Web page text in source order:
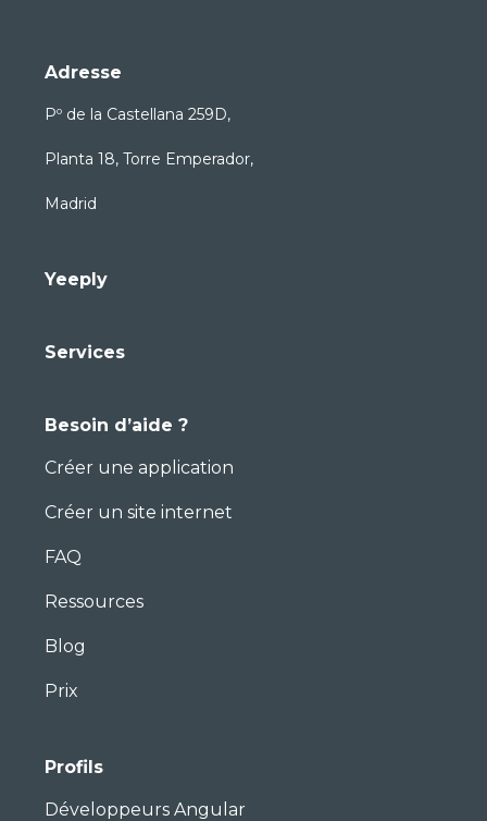
Adresse
Pº de la Castellana 259D,
Planta 18, Torre Emperador,
Madrid
Yeeply
Services
Besoin d’aide ?
Créer une application
Créer un site internet
FAQ
Ressources
Blog
Prix
Profils
Développeurs Angular